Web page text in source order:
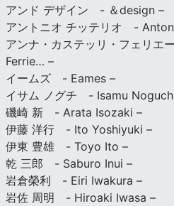
アンド デザイン - ＆design –
アントニオ チッテリオ -
アンナ・カステッリ・フェリ
Ferrie… –
イームズ - Eames –
イサム ノグチ - Isamu
磯崎 新 - Arata Isozaki –
伊藤 洋行 - Ito Yoshiyuki –
伊東 豊雄 - Toyo Ito –
乾 三郎 - Saburo Inui –
岩倉榮利 - Eiri Iwakura –
岩佐 周明 - Hiroaki Iwasa –